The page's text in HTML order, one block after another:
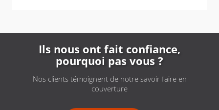
Ils nous ont fait confiance,
pourquoi pas vous ?
Nos clients témoignent de notre savoir faire en
couverture